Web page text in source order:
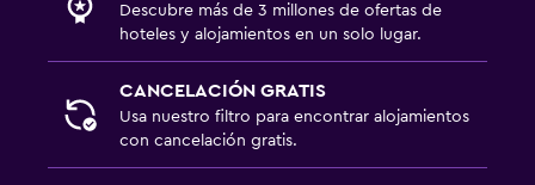
Almohada de plumas
Enchufe cerca de la cama
Ideal para familias
Comidas para niños
Descubre más de 3 millones de ofertas de
hoteles y alojamientos en un solo lugar.
CANCELACIÓN GRATIS
Usa nuestro filtro para encontrar alojamientos
con cancelación gratis.